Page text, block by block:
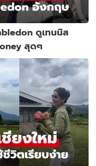
ดูเทนนิส
สุดๆ